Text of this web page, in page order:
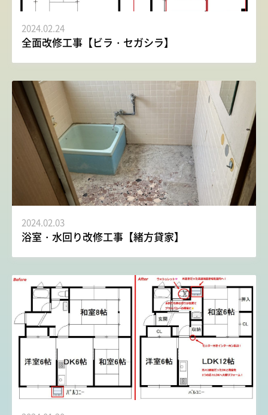
2024.02.24
全面改修工事【ビラ・セガシラ】
2024.02.03
浴室・水回り改修工事【緒方貸家】